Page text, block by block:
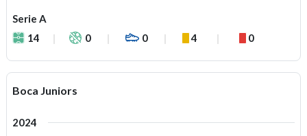
Serie A
14
0 0 4 0
Boca Juniors
2024